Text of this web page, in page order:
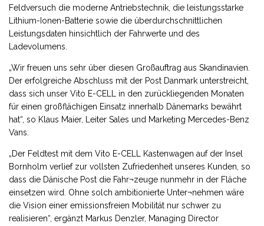
Feldversuch die moderne Antriebstechnik, die leistungsstarke
Lithium-Ionen-Batterie sowie die überdurchschnittlichen
Leistungsdaten hinsichtlich der Fahrwerte und des
Ladevolumens.
„Wir freuen uns sehr über diesen Großauftrag aus Skandinavien.
Der erfolgreiche Abschluss mit der Post Danmark unterstreicht,
dass sich unser Vito E-CELL in den zurückliegenden Monaten
für einen großflächigen Einsatz innerhalb Dänemarks bewährt
hat“, so Klaus Maier, Leiter Sales und Marketing Mercedes-Benz
Vans.
„Der Feldtest mit dem Vito E-CELL Kastenwagen auf der Insel
Bornholm verlief zur vollsten Zufriedenheit unseres Kunden, so
dass die Dänische Post die Fahr¬zeuge nunmehr in der Fläche
einsetzen wird. Ohne solch ambitionierte Unter¬nehmen wäre
die Vision einer emissionsfreien Mobilität nur schwer zu
realisieren“, ergänzt Markus Denzler, Managing Director